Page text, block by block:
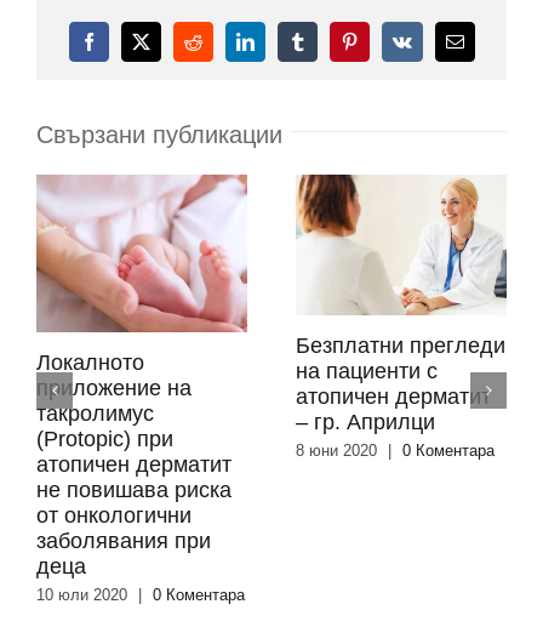
Facebook
X RedditLinkedInTumblrPinterest
Vk
поща:
Свързани публикации
Локалното
приложение на
такролимус
(Protopic) при
атопичен дерматит
не повишава риска
от онкологични
заболявания при
деца
10 юли 2020 0 Коментара
Безплатни прегледи
на пациенти с
атопичен дерматит
– гр. Априлци
8 юни 2020 | 0 Коментара